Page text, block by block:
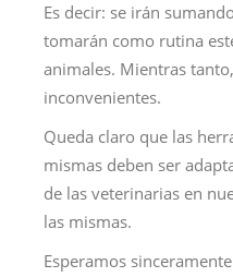
Es decir: se irán
tomarán como rutina
animales. Mientras
inconvenientes.
Queda claro que las
mismas deben ser
de las veterinarias en
las mismas.
Esperamos